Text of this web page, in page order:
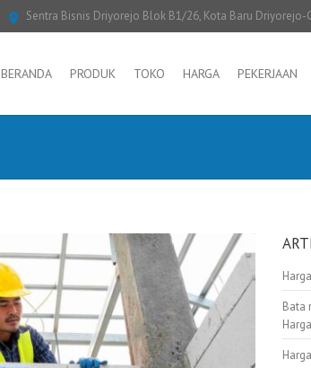
Sentra Bisnis Driyorejo Blok B1/26, Kota Baru Driyorejo-
BERANDA PRODUK TOKO HARGA PEKERJAAN
Bata
Harga